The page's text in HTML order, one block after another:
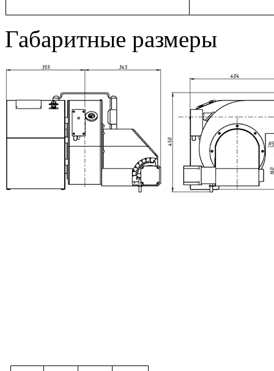
Габаритные размеры